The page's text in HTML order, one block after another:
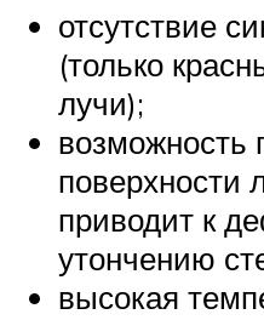
отсутствие
(только
лучи);
возможность
поверхности
приводит к
утончению
высокая